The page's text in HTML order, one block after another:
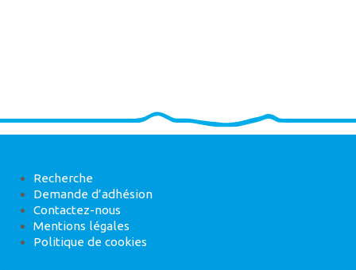
Recherche
Demande d’adhésion
Contactez-nous
Mentions légales
Politique de cookies